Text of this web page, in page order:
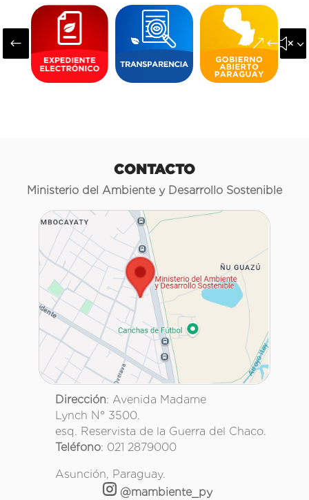
#
CONTACTO
Ministerio del Ambiente y Desarrollo Sostenible
Dirección: Avenida Madame
Lynch N° 3500.
esq. Reservista de la Guerra del Chaco.
Teléfono: 021 2879000
Asunción, Paraguay.
@mambiente_py